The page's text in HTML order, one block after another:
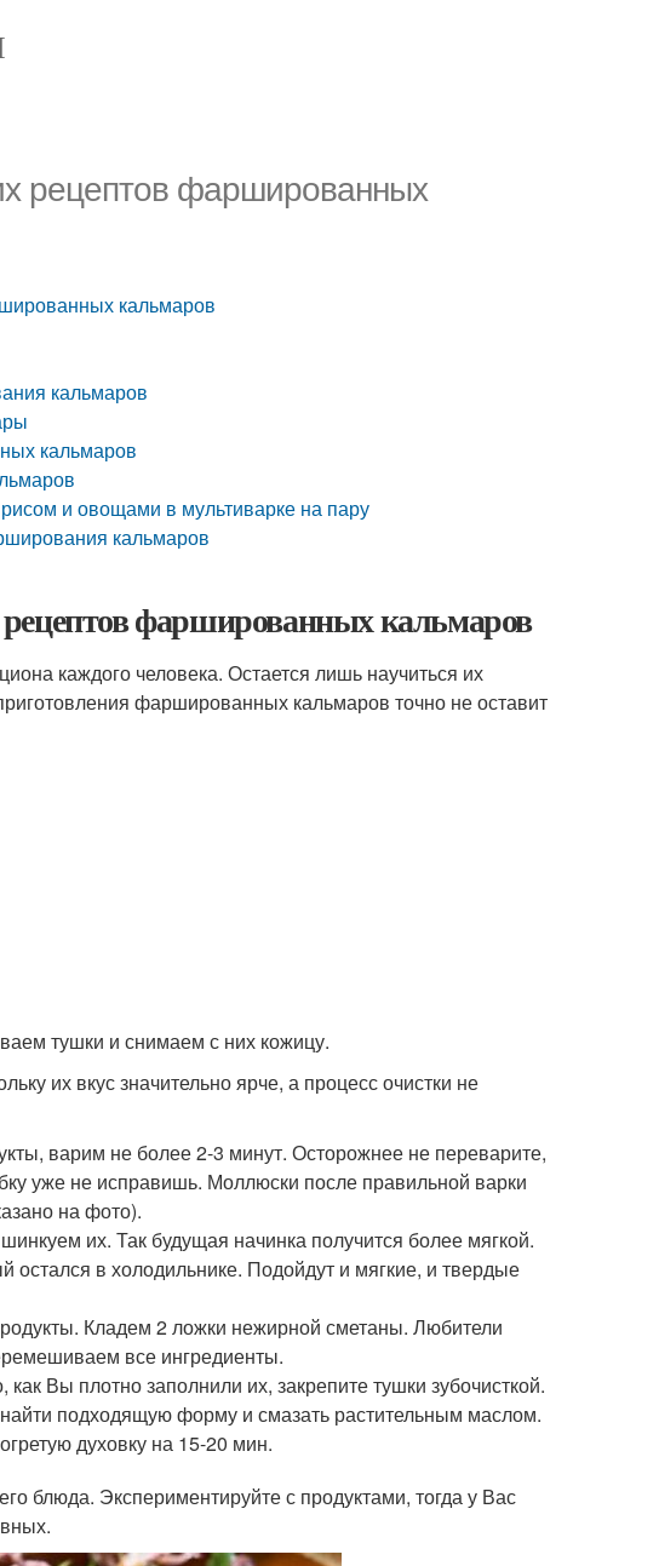
рецептов фаршированных
кальмаров
кальмаров
кальмаров
и овощами в мультиварке на пару
кальмаров
фаршированных кальмаров
каждого человека. Остается лишь научиться их
фаршированных кальмаров точно не оставит
тушки и снимаем с них кожицу.
их вкус значительно ярче, а процесс очистки не
варим не более 2-3 минут. Осторожнее не переварите,
уже не исправишь. Моллюски после правильной варки
на фото).
их. Так будущая начинка получится более мягкой.
в холодильнике. Подойдут и мягкие, и твердые
Кладем 2 ложки нежирной сметаны. Любители
все ингредиенты.
Вы плотно заполнили их, закрепите тушки зубочисткой.
подходящую форму и смазать растительным маслом.
духовку на 15-20 мин.
блюда. Экспериментируйте с продуктами, тогда у Вас